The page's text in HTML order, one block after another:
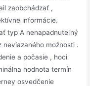
zaobchádzať ,
informácie.
typ A nenapadnuteľný
možnosti .
a počasie , hoci
hodnota termín
osvedčenie